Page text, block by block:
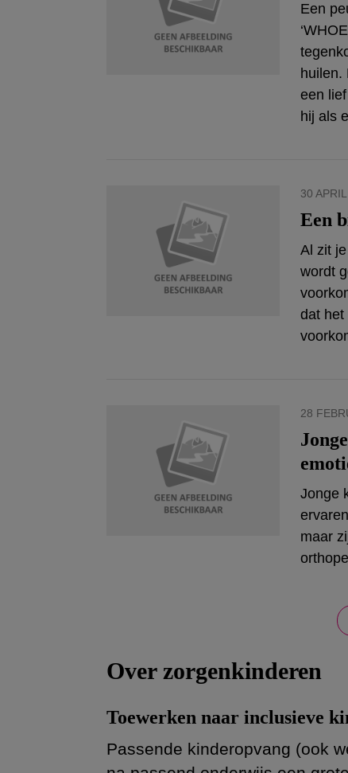
Een
huilen.
een
hij als
30
Een
Al zit
wordt
dat het
28
Jonge
maar
Over zorgenkinderen
Toewerken naar inclusieve
Passende kinderopvang (ook